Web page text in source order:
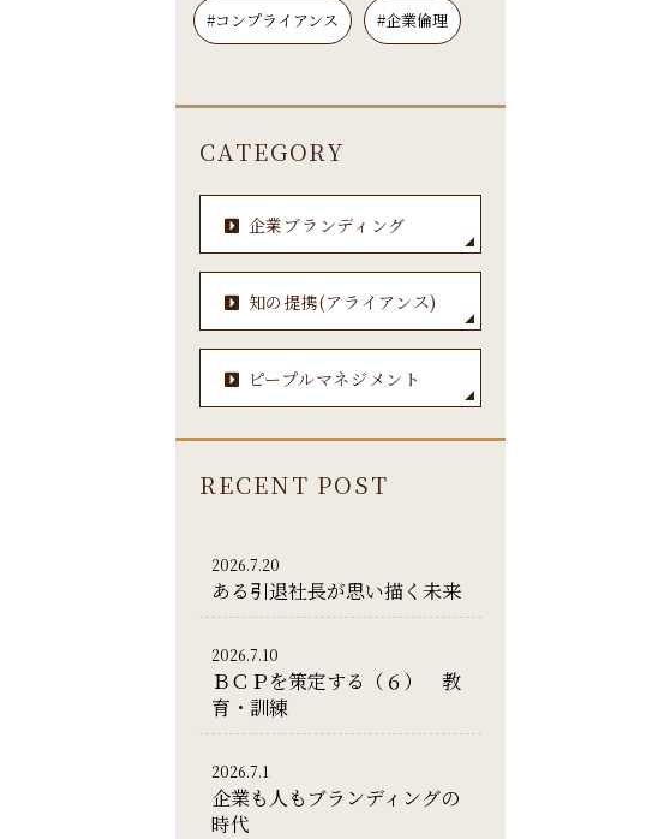
#コンプライアンス #企業倫理
CATEGORY
企業ブランディング
知の提携(アライアンス)
ピープルマネジメント
RECENT POST
2026.7.20
ある引退社長が思い描く未来
2026.7.10
ＢＣＰを策定する（６） 教
育・訓練
2026.7.1
企業も人もブランディングの
時代